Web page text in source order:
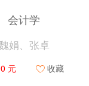
会计学
魏娟、张卓
元 收藏